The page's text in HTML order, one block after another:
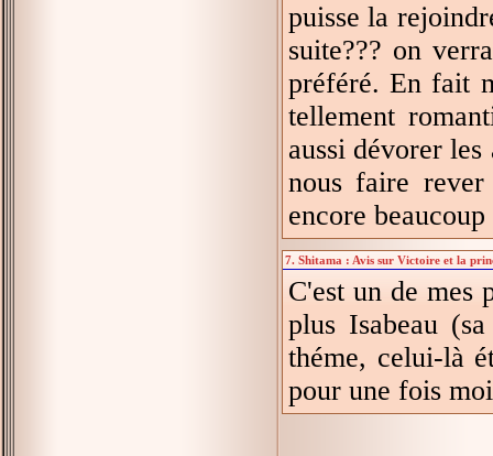
puisse la
suite??? on
préféré. En fait
tellement
aussi dévorer
nous faire
encore
7. Shitama : Avis sur Victoire et la
C'est un de mes
plus Isabeau
théme, celui-là
pour une fois